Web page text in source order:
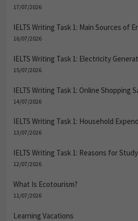
17/07/2026
IELTS Writing Task 1: Main Sources of
16/07/2026
IELTS Writing Task 1: Electricity
15/07/2026
IELTS Writing Task 1: Online Shopping
14/07/2026
IELTS Writing Task 1: Household
13/07/2026
IELTS Writing Task 1: Reasons for Study
12/07/2026
What Is Ecotourism?
11/07/2026
Learning Vacations